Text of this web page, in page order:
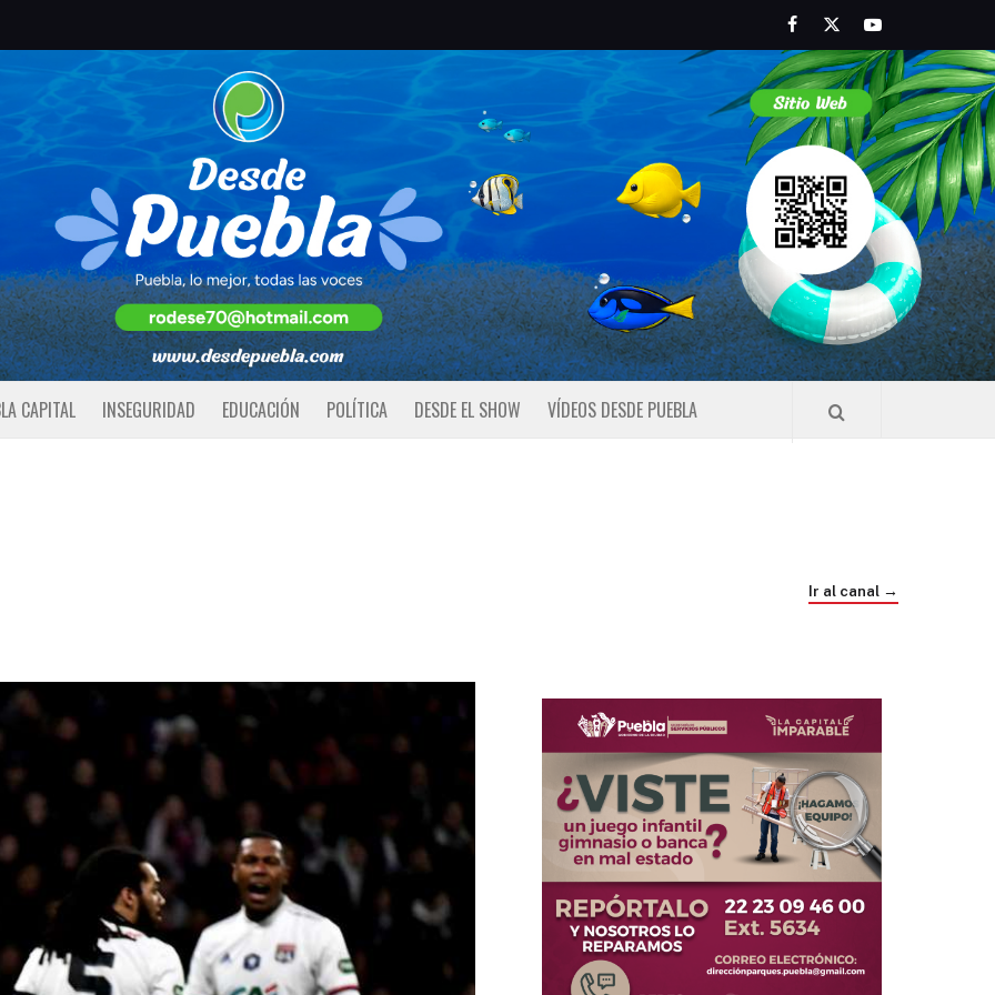
FacebookTwitterYoutube
CAPITAL INSEGURIDAD EDUCACIÓN POLÍTICA DESDE EL SHOW VÍDEOS DESDE PUEBLA
Ir al canal →